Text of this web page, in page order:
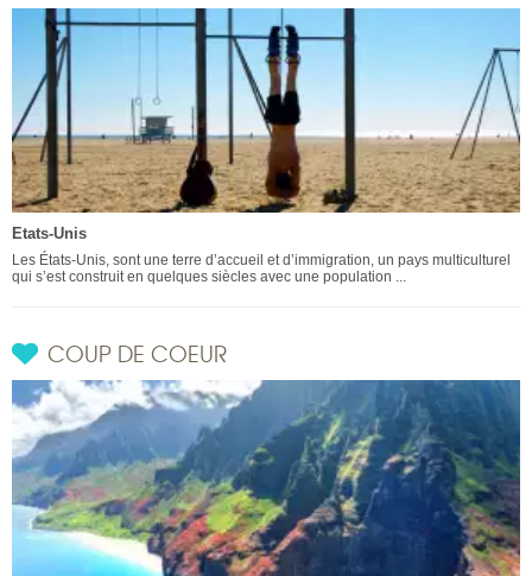
Etats-Unis
Les États-Unis, sont une terre d’accueil et d’immigration, un pays multiculturel
qui s’est construit en quelques siècles avec une population ...
COUP DE COEUR